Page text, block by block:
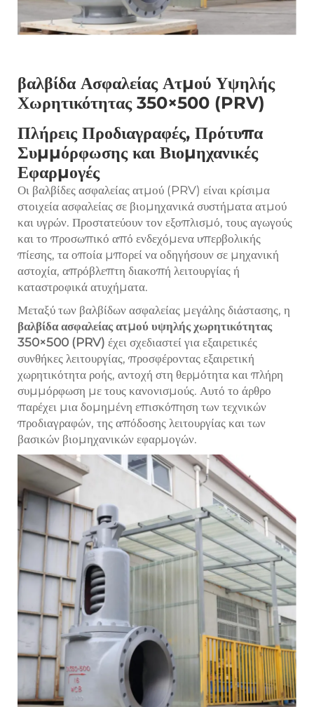
βαλβίδα Ασφαλείας Ατμού Υψηλής
Χωρητικότητας 350×500 (PRV)
Πλήρεις Προδιαγραφές, Πρότυπα
Συμμόρφωσης και Βιομηχανικές
Εφαρμογές
Οι βαλβίδες ασφαλείας ατμού (PRV) είναι κρίσιμα
στοιχεία ασφαλείας σε βιομηχανικά συστήματα ατμού
και υγρών. Προστατεύουν τον εξοπλισμό, τους αγωγούς
και το προσωπικό από ενδεχόμενα υπερβολικής
πίεσης, τα οποία μπορεί να οδηγήσουν σε μηχανική
αστοχία, απρόβλεπτη διακοπή λειτουργίας ή
καταστροφικά ατυχήματα.
Μεταξύ των βαλβίδων ασφαλείας μεγάλης διάστασης, η
βαλβίδα ασφαλείας ατμού υψηλής χωρητικότητας
350×500 (PRV) έχει σχεδιαστεί για εξαιρετικές
συνθήκες λειτουργίας, προσφέροντας εξαιρετική
χωρητικότητα ροής, αντοχή στη θερμότητα και πλήρη
συμμόρφωση με τους κανονισμούς. Αυτό το άρθρο
παρέχει μια δομημένη επισκόπηση των τεχνικών
προδιαγραφών, της απόδοσης λειτουργίας και των
βασικών βιομηχανικών εφαρμογών.